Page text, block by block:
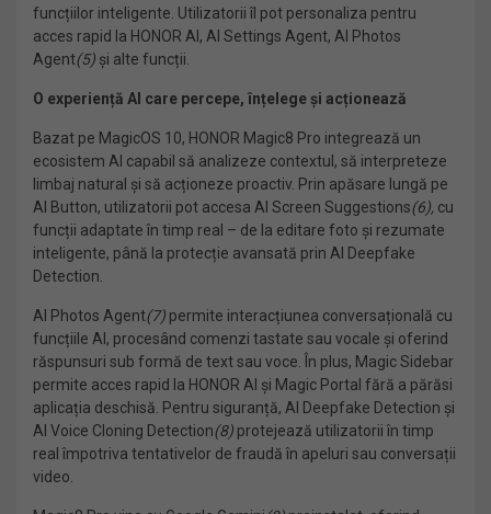
funcțiilor inteligente. Utilizatorii îl pot personaliza pentru
acces rapid la HONOR AI, AI Settings Agent, AI Photos
Agent(5) și alte funcții.
O experiență AI care percepe, înțelege și acționează
Bazat pe MagicOS 10, HONOR Magic8 Pro integrează un
ecosistem AI capabil să analizeze contextul, să interpreteze
limbaj natural și să acționeze proactiv. Prin apăsare lungă pe
AI Button, utilizatorii pot accesa AI Screen Suggestions(6), cu
funcții adaptate în timp real – de la editare foto și rezumate
inteligente, până la protecție avansată prin AI Deepfake
Detection.
AI Photos Agent(7) permite interacțiunea conversațională cu
funcțiile AI, procesând comenzi tastate sau vocale și oferind
răspunsuri sub formă de text sau voce. În plus, Magic Sidebar
permite acces rapid la HONOR AI și Magic Portal fără a părăsi
aplicația deschisă. Pentru siguranță, AI Deepfake Detection și
AI Voice Cloning Detection(8) protejează utilizatorii în timp
real împotriva tentativelor de fraudă în apeluri sau conversații
video.